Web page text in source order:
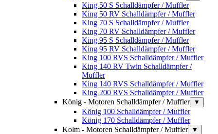
King 50 S Schalldämpfer / Muffler
King 50 RV Schalldämpfer / Muffler
King 70 S Schalldämpfer / Muffler
King 70 RV Schalldämpfer / Muffler
King 95 S Schalldämpfer / Muffler
King 95 RV Schalldämpfer / Muffler
King 100 RVS Schalldämpfer / Muffler
King 140 RV Twin Schalldämpfer /
Muffler
King 140 RVS Schalldämpfer / Muffler
King 200 RVS Schalldämpfer / Muffler
König - Motoren Schalldämpfer / Muffler
▼
König 100 Schalldämpfer / Muffler
König 170 Schalldämpfer / Muffler
Kolm - Motoren Schalldämpfer / Muffler
▼